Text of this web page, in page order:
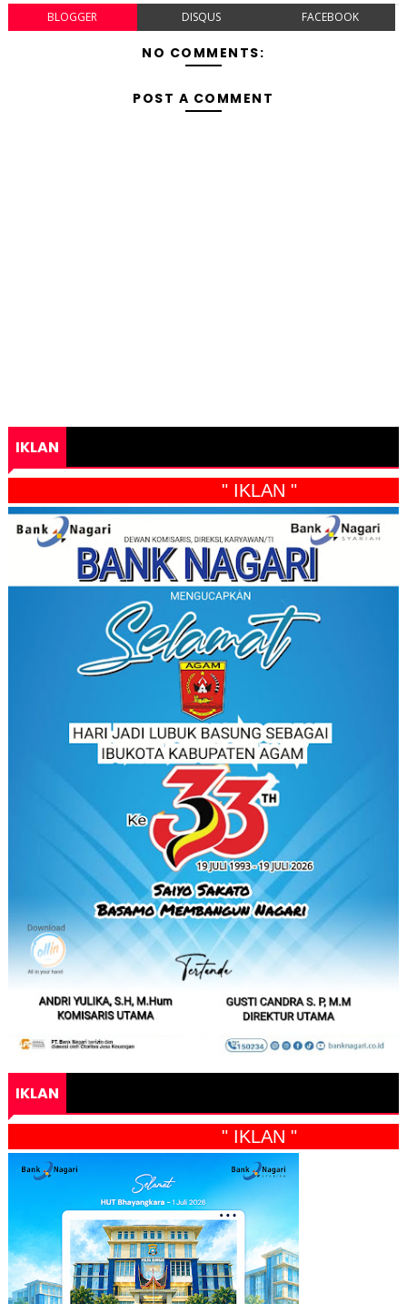
BLOGGER DISQUS FACEBOOK
NO COMMENTS:
POST A COMMENT
IKLAN
" IKLAN "
IKLAN
" IKLAN "